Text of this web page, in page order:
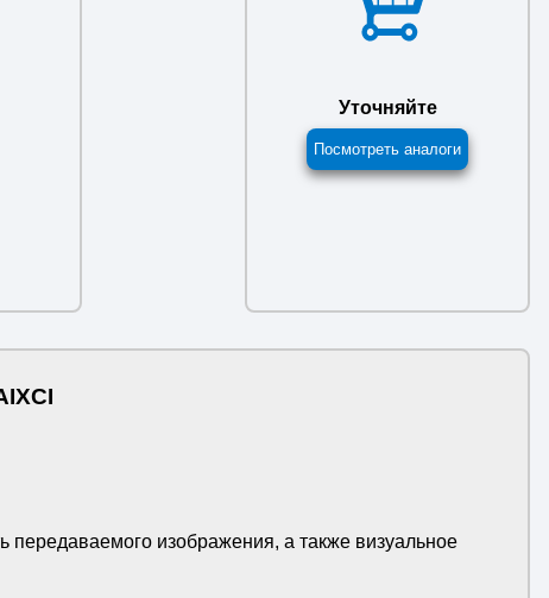
Уточняйте
Посмотреть аналоги
передаваемого изображения, а также визуальное